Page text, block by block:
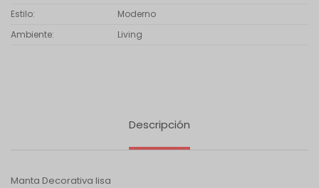
Estilo
Moderno
Ambiente
Living
Descripción
Manta Decorativa lisa